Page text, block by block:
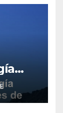
de